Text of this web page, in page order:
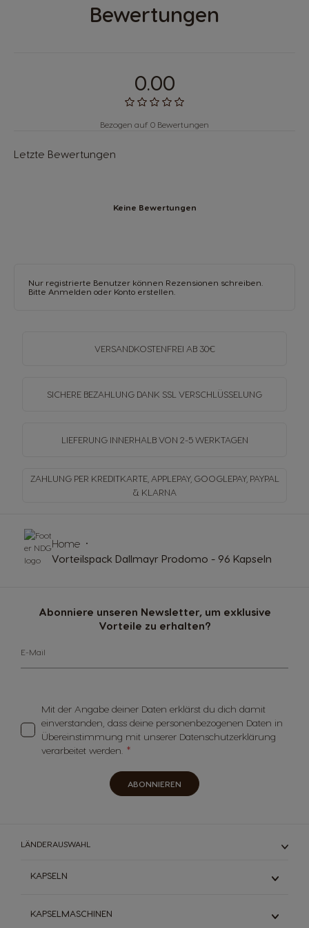
Bewertungen
0.00
Bezogen auf 0 Bewertungen
Letzte Bewertungen
Keine Bewertungen
Nur registrierte Benutzer können Rezensionen schreiben.
Bitte Anmelden oder Konto erstellen
VERSANDKOSTENFREI AB 30€
SICHERE BEZAHLUNG DANK SSL VERSCHLÜSSELUNG
LIEFERUNG INNERHALB VON 2-5 WERKTAGEN
ZAHLUNG PER KREDITKARTE, APPLEPAY, GOOGLEPAY, PAYPAL
& KLARNA
Abonniere unseren Newsletter, um exklusive
Vorteile zu erhalten?
E-Mail
Mit der Angabe deiner Daten erklärst du dich damit
einverstanden, dass deine personenbezogenen Daten in
Übereinstimmung mit unserer Datenschutzerklärung
verarbeitet werden.
ABONNIEREN
Home
Vorteilspack Dallmayr Prodomo - 96 Kapseln
LÄNDERAUSWAHL
KAPSELN
Schwarzkaffee
KAPSELMASCHINEN